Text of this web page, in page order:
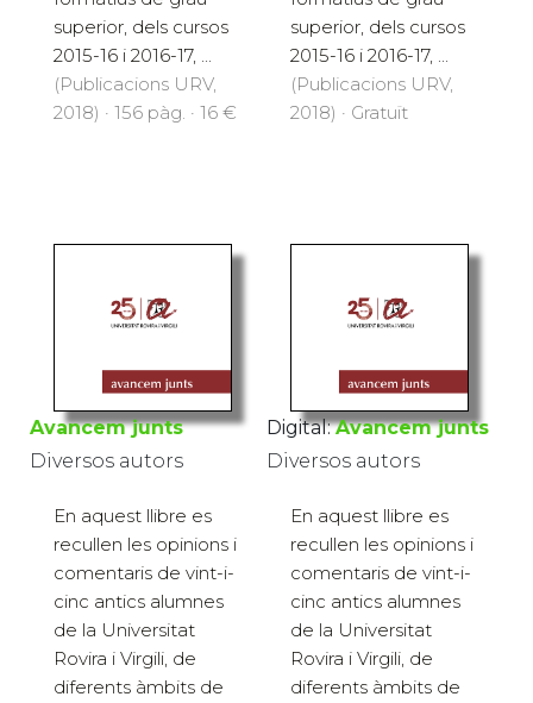
superior, dels cursos
2015-16 i 2016-17, ...
(Publicacions URV,
2018) · 156 pàg. · 16 €
superior, dels cursos
2015-16 i 2016-17, ...
(Publicacions URV,
2018) · Gratuït
Avancem junts
Diversos autors
En aquest llibre es
recullen les opinions i
comentaris de vint-i-
cinc antics alumnes
de la Universitat
Rovira i Virgili, de
diferents àmbits de
Digital: Avancem junts
Diversos autors
En aquest llibre es
recullen les opinions i
comentaris de vint-i-
cinc antics alumnes
de la Universitat
Rovira i Virgili, de
diferents àmbits de